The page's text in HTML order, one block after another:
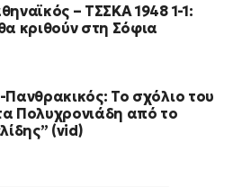
– ΤΣΣΚΑ 1948 1-1:
κριθούν στη Σόφια
Το σχόλιο του
Πολυχρονιάδη από το
(vid)